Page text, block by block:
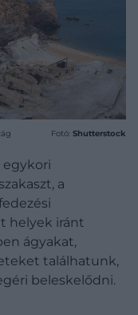
Fotó: Shutterstock
egykori
a
helyek iránt
ágyakat,
találhatunk,
beleskelődni.